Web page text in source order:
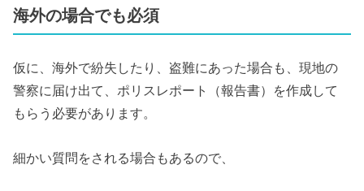
海外の場合でも必須
仮に、海外で紛失したり、盗難にあった場合も、現地の
警察に届け出て、ポリスレポート（報告書）を作成して
もらう必要があります。
細かい質問をされる場合もあるので、